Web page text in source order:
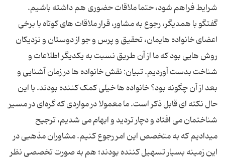
شرایط فراهم شود، حتما ملاقات حضوری هم داشته باشیم.
گفتگو با همدیگر، رجوع به مشاور، قرار ملاقات های کوتاه با برخی
اعضای خانواده هایمان، تحقیق و پرس و جو از دوستان و نزدیکان
روش هایی بود که ما از آن طریق نسبت به یکدیگر اطلاعات و
شناخت بدست آوردیم. تبیان: نقش خانواده ها در زمان آشنایی و
بعد از آن چگونه بود؟ خانواده ها خیلی کمک کننده بودند. با این
حال نکته ای قابل ذکر است. ما معمولا در مواردی که گره‌ای در مسیر
شناختمان می افتاد و دچار تردید و ابهام می شدیم، ترجیح
میدادیم که به متخصص این امر رجوع کنیم. مشاوران مذهبی در
این زمینه بسیار تسهیل کننده بودند؛ هم به صورت تخصصی نظر